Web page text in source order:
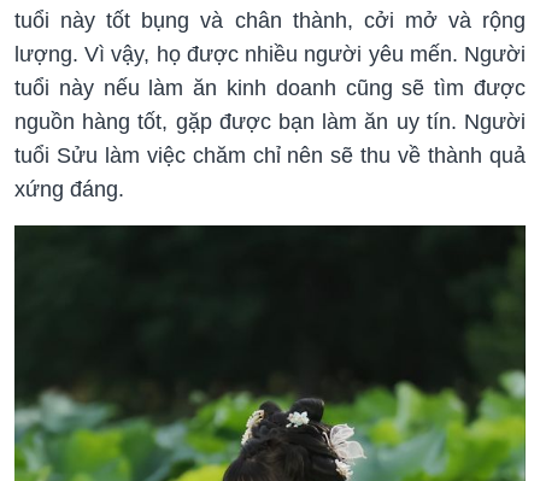
tuổi này tốt bụng và chân thành, cởi mở và rộng
lượng. Vì vậy, họ được nhiều người yêu mến. Người
tuổi này nếu làm ăn kinh doanh cũng sẽ tìm được
nguồn hàng tốt, gặp được bạn làm ăn uy tín. Người
tuổi Sửu làm việc chăm chỉ nên sẽ thu về thành quả
xứng đáng.